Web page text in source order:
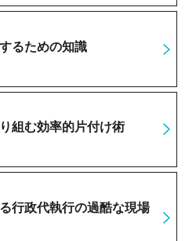
るための知識
組む効率的片付け術
行政代執行の過酷な現場